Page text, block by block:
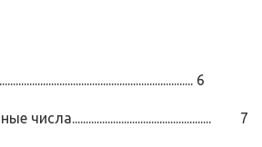
6
числа................................................... 7